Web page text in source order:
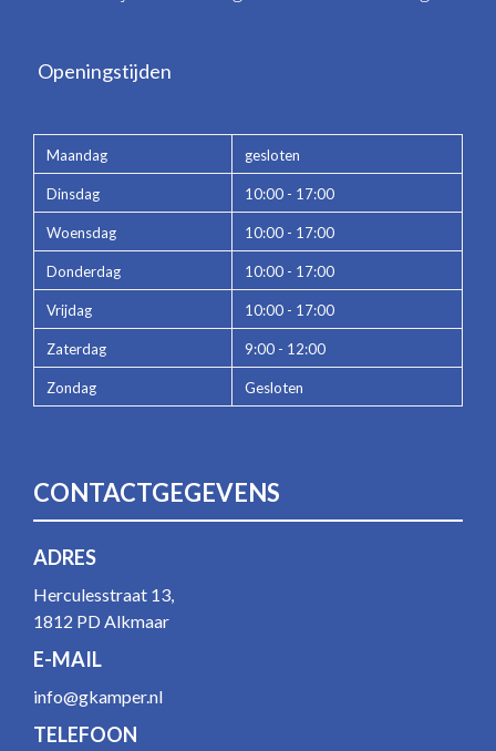
Openingstijden
Maandag gesloten
Dinsdag 10:00 - 17:00
Woensdag 10:00 - 17:00
Donderdag 10:00 - 17:00
Vrijdag 10:00 - 17:00
Zaterdag 9:00 - 12:00
Zondag Gesloten
CONTACTGEGEVENS
ADRES
Herculesstraat 13,
1812 PD Alkmaar
E-MAIL
info@gkamper.nl
TELEFOON